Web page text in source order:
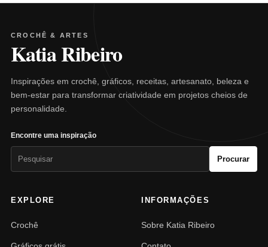
CROCHÊ & ARTES
Katia Ribeiro
Inspirações em crochê, gráficos, receitas, artesanato, beleza e
bem-estar para transformar criatividade em projetos cheios de
personalidade.
Encontre uma inspiração
Procurar
EXPLORE
Crochê
INFORMAÇÕES
Sobre Katia Ribeiro